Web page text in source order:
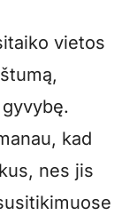
vietos
kad
nes jis